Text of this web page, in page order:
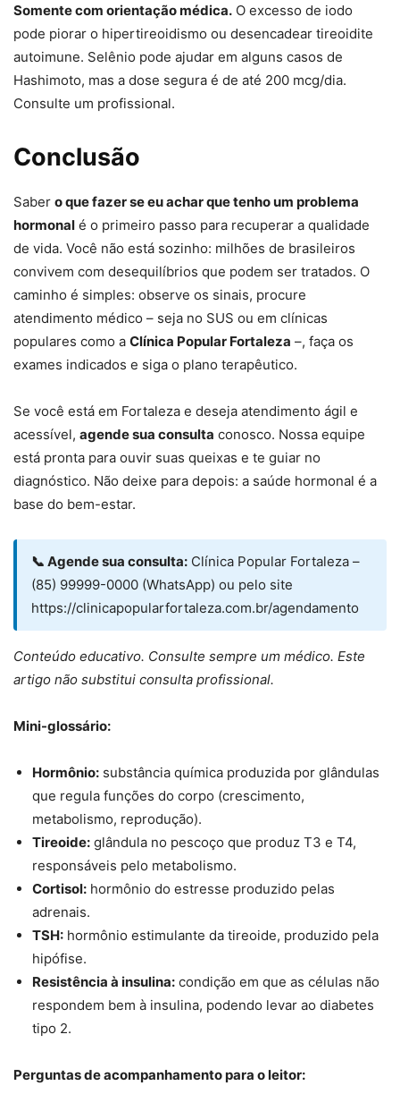
Somente com orientação médica. O excesso de iodo
pode piorar o hipertireoidismo ou desencadear tireoidite
autoimune. Selênio pode ajudar em alguns casos de
Hashimoto, mas a dose segura é de até 200 mcg/dia.
Consulte um profissional.
Conclusão
Saber o que fazer se eu achar que tenho um problema
hormonal é o primeiro passo para recuperar a qualidade
de vida. Você não está sozinho: milhões de brasileiros
convivem com desequilíbrios que podem ser tratados. O
caminho é simples: observe os sinais, procure
atendimento médico – seja no SUS ou em clínicas
populares como a Clínica Popular Fortaleza –, faça os
exames indicados e siga o plano terapêutico.
Se você está em Fortaleza e deseja atendimento ágil e
acessível, agende sua consulta conosco. Nossa equipe
está pronta para ouvir suas queixas e te guiar no
diagnóstico. Não deixe para depois: a saúde hormonal é a
base do bem-estar.
📞 Agende sua consulta: Clínica Popular Fortaleza –
(85) 99999-0000 (WhatsApp) ou pelo site
https://clinicapopularfortaleza.com.br/agendamento
Conteúdo educativo. Consulte sempre um médico. Este
artigo não substitui consulta profissional.
Mini-glossário:
Hormônio: substância química produzida por glândulas
que regula funções do corpo (crescimento,
metabolismo, reprodução).
Tireoide: glândula no pescoço que produz T3 e T4,
responsáveis pelo metabolismo.
Cortisol: hormônio do estresse produzido pelas
adrenais.
TSH: hormônio estimulante da tireoide, produzido pela
hipófise.
Resistência à insulina: condição em que as células não
respondem bem à insulina, podendo levar ao diabetes
tipo 2.
Perguntas de acompanhamento para o leitor: